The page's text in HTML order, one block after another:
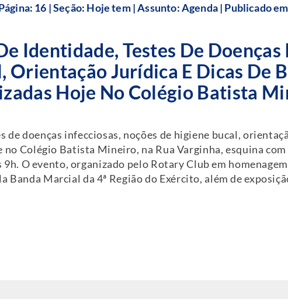
16 | Seção: Hoje tem | Assunto: Agenda | Publicado
Identidade, Testes De Doenças
Jurídica E Dicas De
Hoje No Colégio Batista
doenças infecciosas, noções de higiene bucal,
no Colégio Batista Mineiro, na Rua Varginha, esquina
O evento, organizado pelo Rotary Club em
Marcial da 4ª Região do Exército, além de